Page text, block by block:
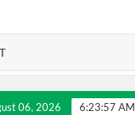
30 godina Dril-a
06, 2026 6:23:58 AM